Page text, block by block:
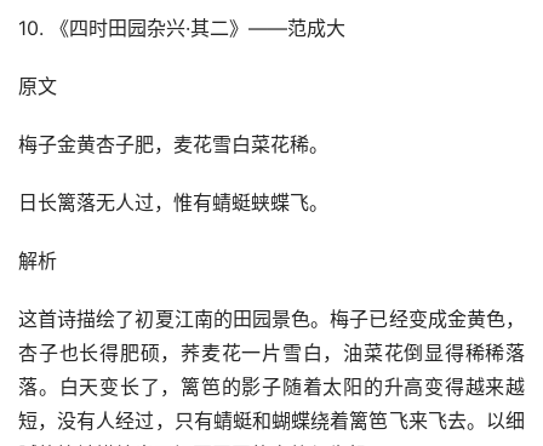
10. 《四时田园杂兴·其二》——范成大
原文
梅子金黄杏子肥，麦花雪白菜花稀。
日长篱落无人过，惟有蜻蜓蛱蝶飞。
解析
这首诗描绘了初夏江南的田园景色。梅子已经变成金黄色，
杏子也长得肥硕，荞麦花一片雪白，油菜花倒显得稀稀落
落。白天变长了，篱笆的影子随着太阳的升高变得越来越
短，没有人经过，只有蜻蜓和蝴蝶绕着篱笆飞来飞去。以细